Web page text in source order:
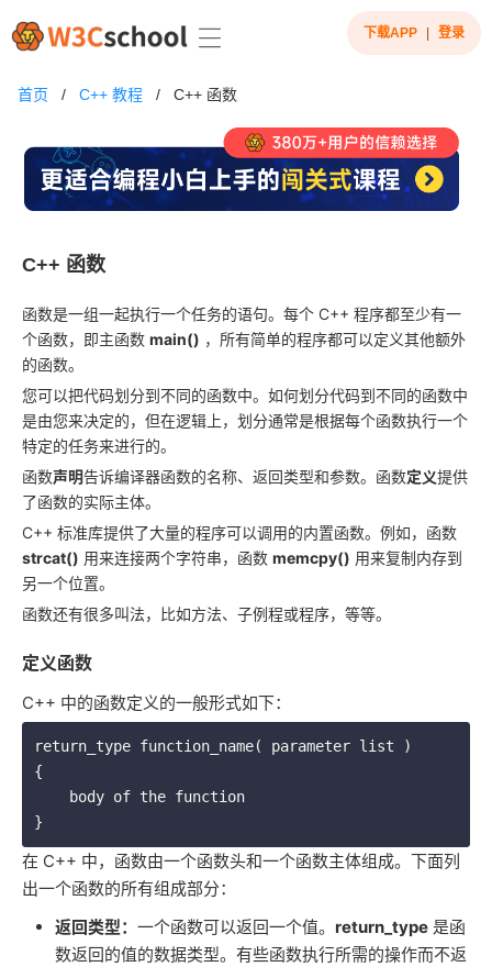
下载APP 登录
首页 / C++ 教程 / C++ 函数
C++ 函数
函数是一组一起执行一个任务的语句。每个 C++ 程序都至少有一
个函数，即主函数 main() ，所有简单的程序都可以定义其他额外
的函数。
您可以把代码划分到不同的函数中。如何划分代码到不同的函数中
是由您来决定的，但在逻辑上，划分通常是根据每个函数执行一个
特定的任务来进行的。
函数声明告诉编译器函数的名称、返回类型和参数。函数定义提供
了函数的实际主体。
C++ 标准库提供了大量的程序可以调用的内置函数。例如，函数
strcat() 用来连接两个字符串，函数 memcpy() 用来复制内存到
另一个位置。
函数还有很多叫法，比如方法、子例程或程序，等等。
定义函数
C++ 中的函数定义的一般形式如下：
return_type function_name( parameter list )
{
在 C++ 中，函数由一个函数头和一个函数主体组成。下面列
出一个函数的所有组成部分：
返回类型： 一个函数可以返回一个值。 return_type 是函
数返回的值的数据类型。有些函数执行所需的操作而不返